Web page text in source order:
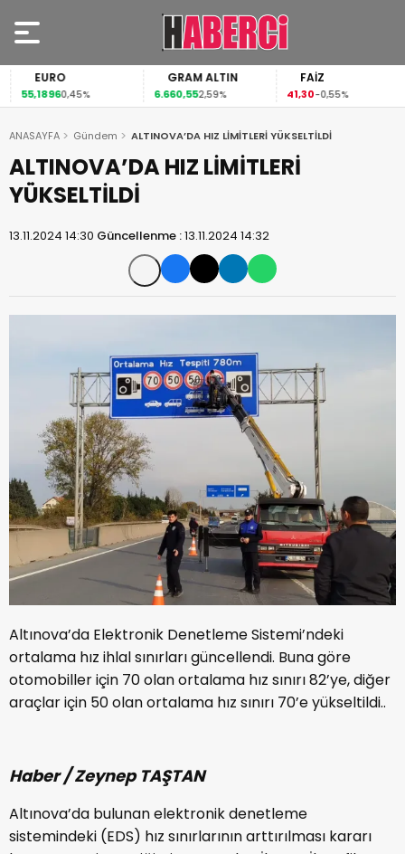
EURO
55,18960,45%
GRAM ALTIN
6.660,552,59%
FAİZ
41,30-0,55%
ANASAYFA Gündem ALTINOVA’DA HIZ LİMİTLERİ YÜKSELTİLDİ
ALTINOVA’DA HIZ LİMİTLERİ
YÜKSELTİLDİ
13.11.2024 14:30 Güncellenme :13.11.2024 14:32
Altınova’da Elektronik Denetleme Sistemi’ndeki
ortalama hız ihlal sınırları güncellendi. Buna göre
otomobiller için 70 olan ortalama hız sınırı 82’ye, diğer
araçlar için 50 olan ortalama hız sınırı 70’e yükseltildi..
Haber / Zeynep TAŞTAN
Altınova’da bulunan elektronik denetleme
sistemindeki (EDS) hız sınırlarının arttırılması kararı